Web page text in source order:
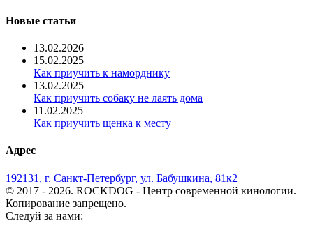
Новые статьи
13.02.2026
15.02.2025
Как приучить к наморднику
13.02.2025
Как приучить собаку не лаять дома
11.02.2025
Как приучить щенка к месту
Адрес
192131, г. Санкт-Петербург, ул. Бабушкина, 81к2
© 2017 - 2026. ROCKDOG - Центр современной кинологии.
Копирование запрещено.
Следуй за нами: